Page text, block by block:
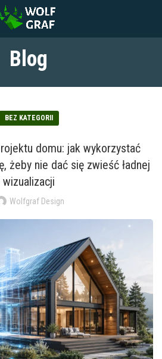
Blog
BEZ KATEGORII
domu: jak wykorzystać
żeby nie dać się zwieść ładnej
wizualizacji
Wolfgraf Design